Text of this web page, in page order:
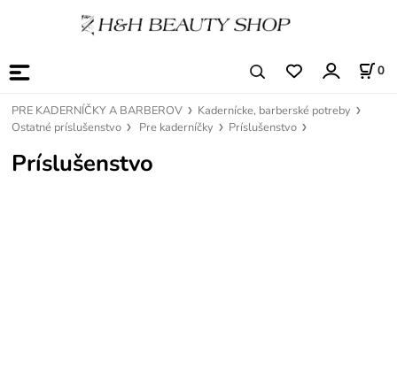
0
PRE KADERNÍČKY A BARBEROV
Kadernícke, barberské potreby
Ostatné príslušenstvo
Pre kaderníčky Príslušenstvo
Príslušenstvo